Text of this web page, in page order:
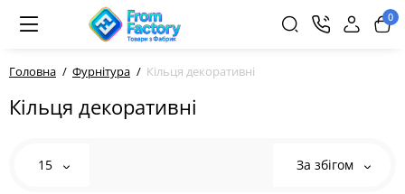
0
Головна Фурнітура Кільця декоративні
Кільця декоративні
15 За збігом